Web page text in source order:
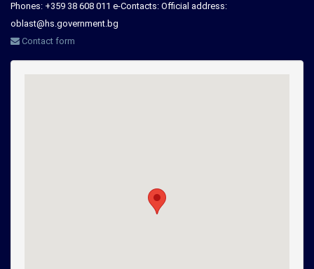
Phones: +359 38 608 011 e-Contacts: Official address:
oblast@hs.government.bg
Contact form